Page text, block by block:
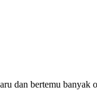
dan bertemu